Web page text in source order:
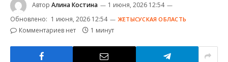
Автор Алина Костина
1 июня, 2026 12:54
Обновлено: 1 июня, 2026 12:54 ЖЕТЫСУСКАЯ ОБЛАСТЬ
Комментариев нет 1 минут